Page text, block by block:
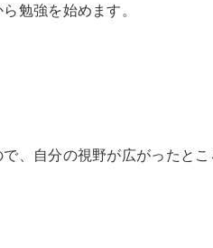
勉強を始めます。
、自分の視野が広がったとこ